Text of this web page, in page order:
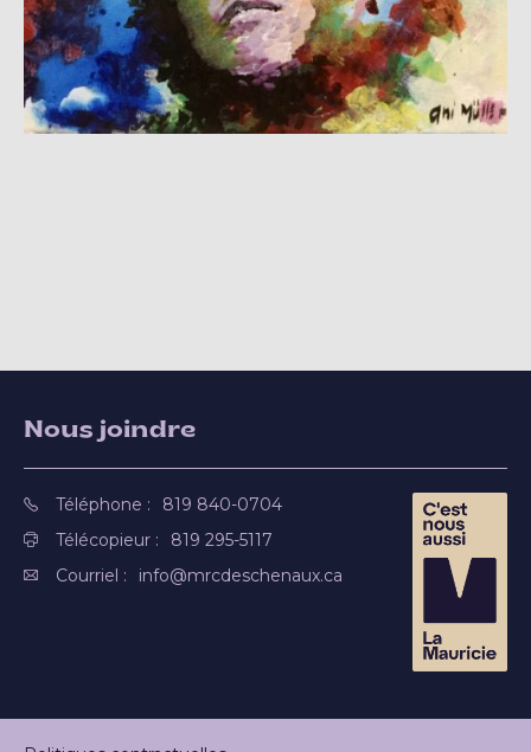
Nous joindre
Téléphone :
819 840-0704
Télécopieur :
819 295-5117
Courriel :
info@mrcdeschenaux.ca